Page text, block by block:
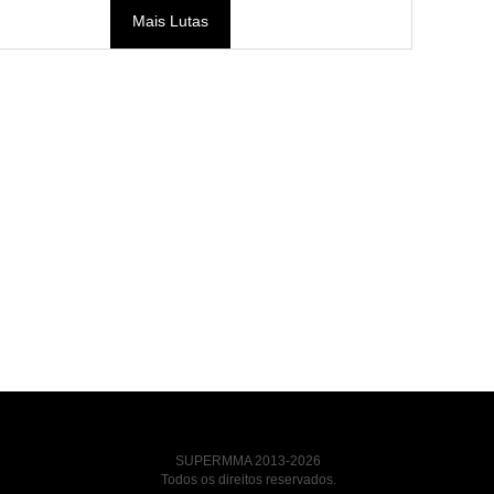
Mais Lutas
SUPERMMA 2013-2026
Todos os direitos reservados.